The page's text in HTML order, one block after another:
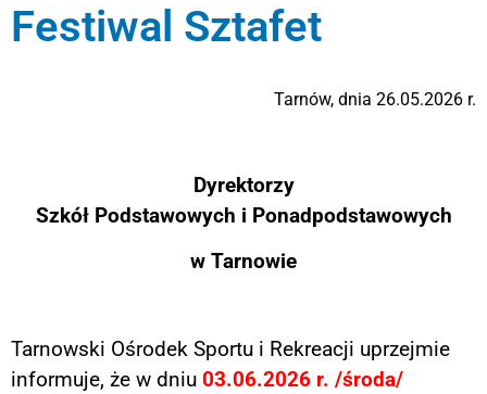
Festiwal Sztafet
Tarnów, dnia 26.05.2026 r.
Dyrektorzy
Szkół Podstawowych i Ponadpodstawowych
w Tarnowie
Tarnowski Ośrodek Sportu i Rekreacji uprzejmie
informuje, że w dniu 03.06.2026 r. /środa/